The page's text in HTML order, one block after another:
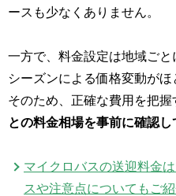
ースも少なくありません。
一方で、料金設定は地域ご
シーズンによる価格変動がほ
そのため、正確な費用を把握
との料金相場を事前に確認
マイクロバスの送迎料金
スや注意点についてもご